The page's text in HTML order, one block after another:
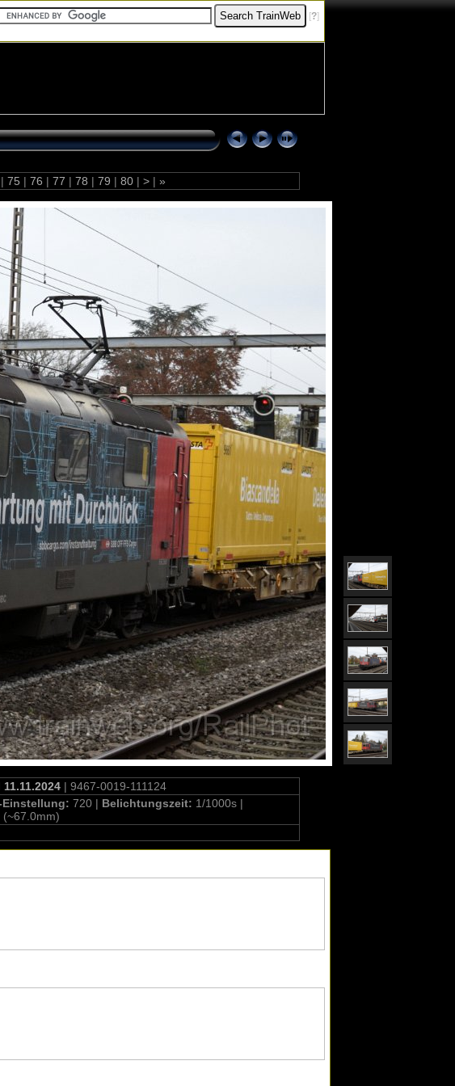
[?]
| 75 | 76 | 77 | 78 | 79 | 80 | > | »
| 9467-0019-111124
Einstellung: 720 | Belichtungszeit: 1/1000s |